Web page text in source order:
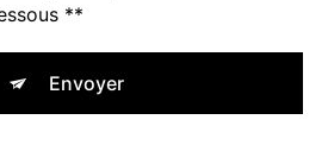
**
Envoyer